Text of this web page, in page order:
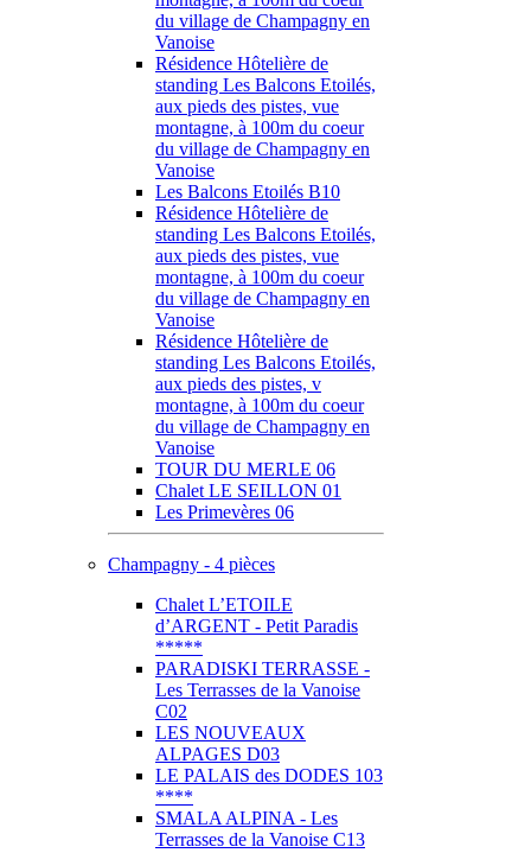
du village de Champagny en
Vanoise
Résidence Hôtelière de
standing Les Balcons Etoilés,
aux pieds des pistes, vue
montagne, à 100m du coeur
du village de Champagny en
Vanoise
Les Balcons Etoilés B10
Résidence Hôtelière de
standing Les Balcons Etoilés,
aux pieds des pistes, vue
montagne, à 100m du coeur
du village de Champagny en
Vanoise
Résidence Hôtelière de
standing Les Balcons Etoilés,
aux pieds des pistes, v
montagne, à 100m du coeur
du village de Champagny en
Vanoise
TOUR DU MERLE 06
Chalet LE SEILLON 01
Les Primevères 06
Champagny - 4 pièces
Chalet L’ETOILE
d’ARGENT - Petit Paradis
*****
PARADISKI TERRASSE -
Les Terrasses de la Vanoise
C02
LES NOUVEAUX
ALPAGES D03
LE PALAIS des DODES 103
****
SMALA ALPINA - Les
Terrasses de la Vanoise C13